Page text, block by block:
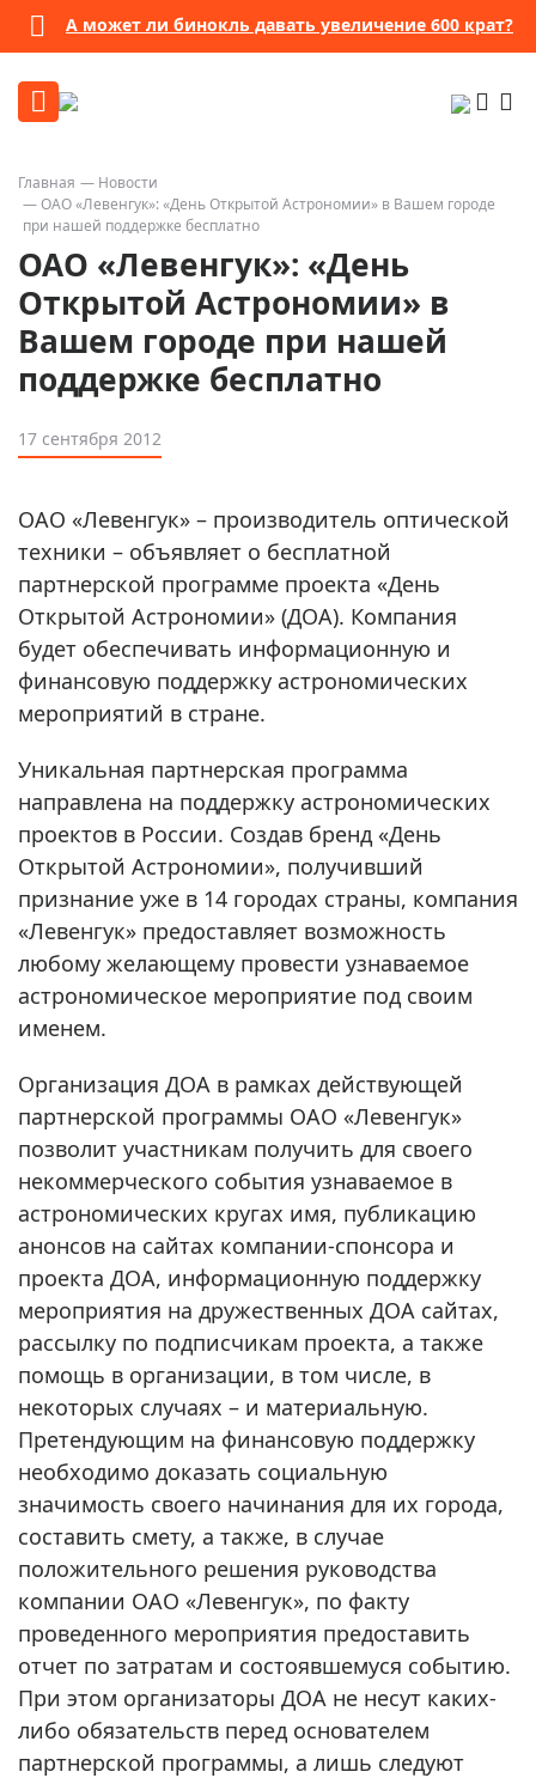
А может ли бинокль давать увеличение 600 крат?
Главная
Новости
ОАО «Левенгук»: «День Открытой Астрономии» в Вашем городе
при нашей поддержке бесплатно
ОАО «Левенгук»: «День
Открытой Астрономии» в
Вашем городе при нашей
поддержке бесплатно
17 сентября 2012
ОАО «Левенгук» – производитель оптической
техники – объявляет о бесплатной
партнерской программе проекта «День
Открытой Астрономии» (ДОА). Компания
будет обеспечивать информационную и
финансовую поддержку астрономических
мероприятий в стране.
Уникальная партнерская программа
направлена на поддержку астрономических
проектов в России. Создав бренд «День
Открытой Астрономии», получивший
признание уже в 14 городах страны, компания
«Левенгук» предоставляет возможность
любому желающему провести узнаваемое
астрономическое мероприятие под своим
именем.
Организация ДОА в рамках действующей
партнерской программы ОАО «Левенгук»
позволит участникам получить для своего
некоммерческого события узнаваемое в
астрономических кругах имя, публикацию
анонсов на сайтах компании-спонсора и
проекта ДОА, информационную поддержку
мероприятия на дружественных ДОА сайтах,
рассылку по подписчикам проекта, а также
помощь в организации, в том числе, в
некоторых случаях – и материальную.
Претендующим на финансовую поддержку
необходимо доказать социальную
значимость своего начинания для их города,
составить смету, а также, в случае
положительного решения руководства
компании ОАО «Левенгук», по факту
проведенного мероприятия предоставить
отчет по затратам и состоявшемуся событию.
При этом организаторы ДОА не несут каких-
либо обязательств перед основателем
партнерской программы, а лишь следуют